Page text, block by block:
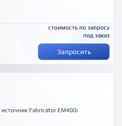
стоимость по запросу
под заказ
Запросить
Fabricator EM400i